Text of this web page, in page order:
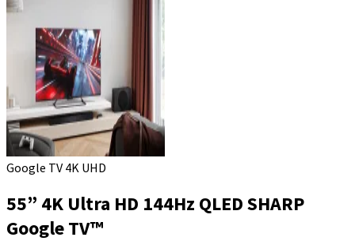
Google TV 4K UHD
55” 4K Ultra HD 144Hz QLED SHARP
Google TV™